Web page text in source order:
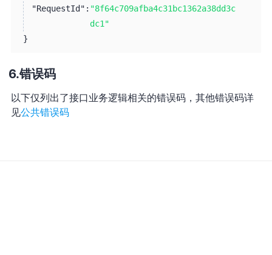
"RequestId": "8f64c709afba4c31bc1362a38dd3c
dc1"
}
错误码
以下仅列出了接口业务逻辑相关的错误码，其他错误码详
见公共错误码